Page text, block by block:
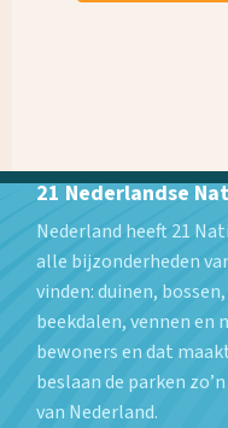
21 Nederlandse
Nederland heeft 21
alle bijzonderheden
vinden: duinen,
beekdalen, vennen en
bewoners en dat
beslaan de parken
van Nederland.